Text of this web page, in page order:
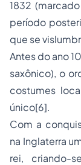
1832
período
que se
Antes do ano
saxônico), o
costumes
único[6].
Com a
na Inglaterra
rei, criando-